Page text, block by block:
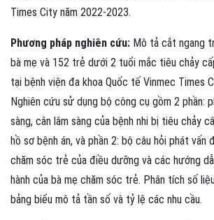
Times City năm 2022-2023.
Phương pháp nghiên cứu: Mô tả cắt ngang
bà mẹ và 152 trẻ dưới 2 tuổi mắc tiêu chảy
tại bệnh viện đa khoa Quốc tế Vinmec Times
Nghiên cứu sử dụng bộ công cụ gồm 2 phần:
sàng, cân lâm sàng của bệnh nhi bị tiêu chảy
hồ sơ bệnh án, và phần 2: bộ câu hỏi phát vấn
chăm sóc trẻ của điều dưỡng và các hướng
hành của bà mẹ chăm sóc trẻ. Phân tích số
bảng biểu mô tả tần số và tỷ lệ các nhu cầu.